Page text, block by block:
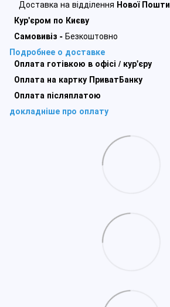
Доставка на відділення Нової Пошти
Кур'єром по Києву
Самовивіз - Безкоштовно
Подробнее о доставке
Оплата готівкою в офісі / кур'єру
Оплата на картку ПриватБанку
Оплата післяплатою
докладніше про оплату